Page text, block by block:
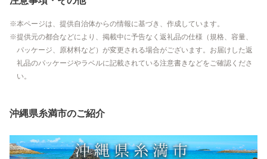
本ページは、提供自治体からの情報に基づき、作成しています。
提供元の都合などにより、掲載中に予告なく返礼品の仕様（規格、容量、
パッケージ、原材料など）が変更される場合がございます。お届けした返
礼品のパッケージやラベルに記載されている注意書きなどをご確認くださ
い。
沖縄県糸満市のご紹介